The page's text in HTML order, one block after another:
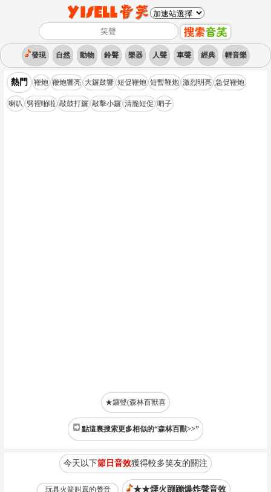
發現 自然 動物 鈴聲 樂器 人聲 車聲 經典 輕音樂
熱門 鞭炮 鞭炮響亮 大鑼鼓響 短促鞭炮 短暫鞭炮 激烈明亮 急促鞭炮
喇叭 劈裡啪啦 敲鼓打鑼 敲擊小鑼 清脆短促 哨子
★鑼聲(森林百獸喜
點這裏搜索更多相似的“森林百獸>>”
今天以下節日音效獲得較多笑友的關注
玩具火箭叫囂的聲音 ★★煙火蹦蹦爆炸聲音效